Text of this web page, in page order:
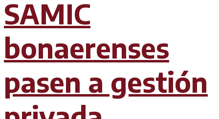
SAMIC
bonaerenses
pasen a gestión